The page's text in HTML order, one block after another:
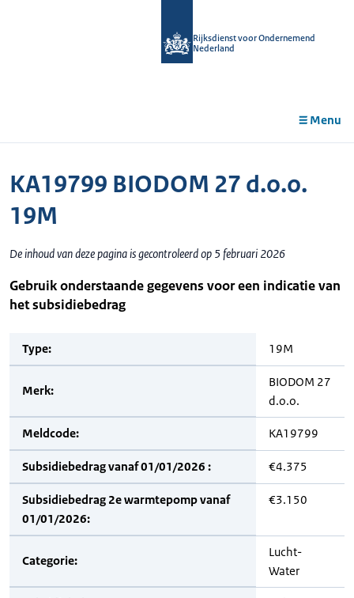
Rijksdienst voor Ondernemend
Nederland
Menu
KA19799 BIODOM 27 d.o.o.
19M
De inhoud van deze pagina is gecontroleerd op 5 februari 2026
Gebruik onderstaande gegevens voor een indicatie van
het subsidiebedrag
Type: 19M
Merk:
BIODOM 27
d.o.o.
Meldcode: KA19799
Subsidiebedrag vanaf 01/01/2026 : €4.375
Subsidiebedrag 2e warmtepomp vanaf
01/01/2026:
€3.150
Categorie:
Lucht-
Water